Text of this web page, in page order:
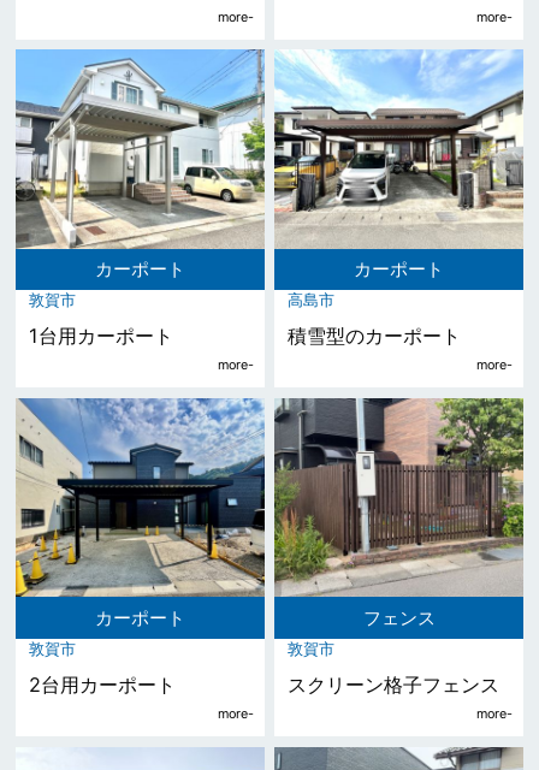
カーポート
敦賀市
1台用カーポート
カーポート
高島市
積雪型のカーポート
カーポート
敦賀市
2台用カーポート
フェンス
敦賀市
スクリーン格子フェンス